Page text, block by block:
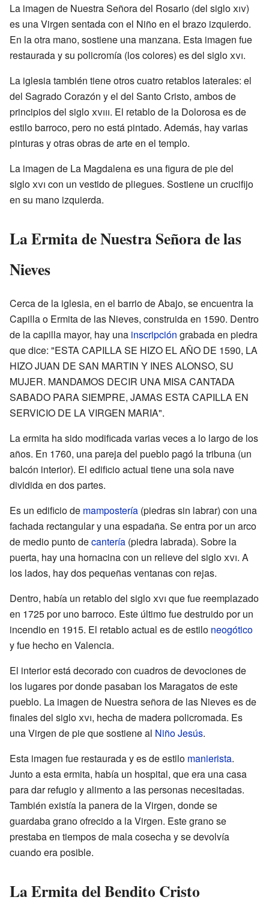
La imagen de Nuestra Señora del Rosario (del sigloxiv)
es una Virgen sentada con el Niño en el brazo izquierdo.
En la otra mano, sostiene una manzana. Esta imagen fue
restaurada y su policromía (los colores) es del sigloxvi.
La iglesia también tiene otros cuatro retablos laterales: el
del Sagrado Corazón y el del Santo Cristo, ambos de
principios del sigloxviii. El retablo de la Dolorosa es de
estilo barroco, pero no está pintado. Además, hay varias
pinturas y otras obras de arte en el templo.
La imagen de La Magdalena es una figura de pie del
sigloxvi con un vestido de pliegues. Sostiene un crucifijo
en su mano izquierda.
La Ermita de Nuestra Señora de las
Nieves
Cerca de la iglesia, en el barrio de Abajo, se encuentra la
Capilla o Ermita de las Nieves, construida en 1590. Dentro
de la capilla mayor, hay una inscripción grabada en piedra
que dice: "ESTA CAPILLA SE HIZO EL AÑO DE 1590, LA
HIZO JUAN DE SAN MARTIN Y INES ALONSO, SU
MUJER. MANDAMOS DECIR UNA MISA CANTADA
SABADO PARA SIEMPRE, JAMAS ESTA CAPILLA EN
SERVICIO DE LA VIRGEN MARIA".
La ermita ha sido modificada varias veces a lo largo de los
años. En 1760, una pareja del pueblo pagó la tribuna (un
balcón interior). El edificio actual tiene una sola nave
dividida en dos partes.
Es un edificio de mampostería (piedras sin labrar) con una
fachada rectangular y una espadaña. Se entra por un arco
de medio punto decantería (piedra labrada). Sobre la
puerta, hay una hornacina con un relieve del sigloxvi. A
los lados, hay dos pequeñas ventanas con rejas.
Dentro, había un retablo del sigloxvi que fue reemplazado
en 1725 por uno barroco. Este último fue destruido por un
incendio en 1915. El retablo actual es de estilo neogótico
y fue hecho en Valencia.
El interior está decorado con cuadros de devociones de
los lugares por donde pasaban los Maragatos de este
pueblo. La imagen de Nuestra señora de las Nieves es de
finales del sigloxvi, hecha de madera policromada. Es
una Virgen de pie que sostiene al Niño Jesús.
Esta imagen fue restaurada y es de estilo manierista.
Junto a esta ermita, había un hospital, que era una casa
para dar refugio y alimento a las personas necesitadas.
También existía la panera de la Virgen, donde se
guardaba grano ofrecido a la Virgen. Este grano se
prestaba en tiempos de mala cosecha y se devolvía
cuando era posible.
La Ermita del Bendito Cristo